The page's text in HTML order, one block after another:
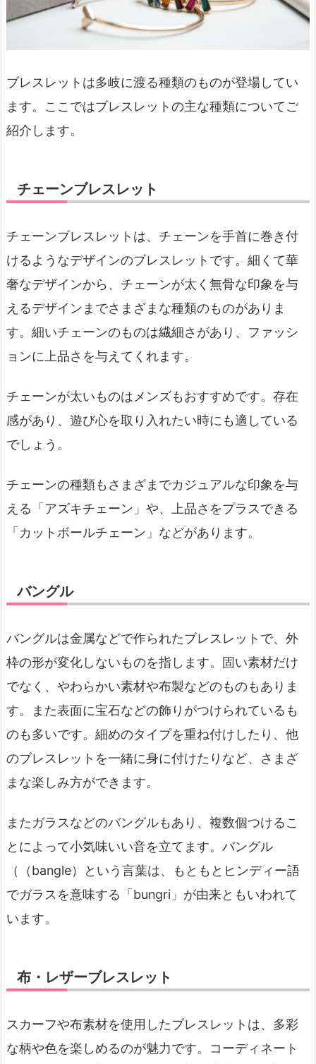
ブレスレットは多岐に渡る種類のものが登場してい
ます。ここではブレスレットの主な種類についてご
紹介します。
チェーンブレスレット
チェーンブレスレットは、チェーンを手首に巻き付
けるようなデザインのブレスレットです。細くて華
奢なデザインから、チェーンが太く無骨な印象を与
えるデザインまでさまざまな種類のものがありま
す。細いチェーンのものは繊細さがあり、ファッシ
ョンに上品さを与えてくれます。
チェーンが太いものはメンズもおすすめです。存在
感があり、遊び心を取り入れたい時にも適している
でしょう。
チェーンの種類もさまざまでカジュアルな印象を与
える「アズキチェーン」や、上品さをプラスできる
「カットボールチェーン」などがあります。
バングル
バングルは金属などで作られたブレスレットで、外
枠の形が変化しないものを指します。固い素材だけ
でなく、やわらかい素材や布製などのものもありま
す。また表面に宝石などの飾りがつけられているも
のも多いです。細めのタイプを重ね付けしたり、他
のブレスレットを一緒に身に付けたりなど、さまざ
まな楽しみ方ができます。
またガラスなどのバングルもあり、複数個つけるこ
とによって小気味いい音を立てます。バングル
（（bangle）という言葉は、もともとヒンディー語
でガラスを意味する「bungri」が由来ともいわれて
います。
布・レザーブレスレット
スカーフや布素材を使用したブレスレットは、多彩
な柄や色を楽しめるのが魅力です。コーディネート